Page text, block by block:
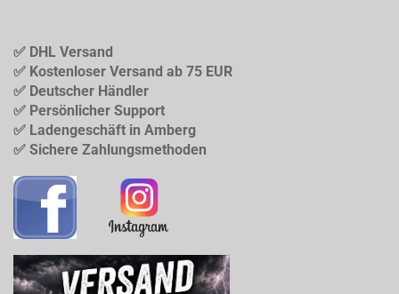
✅ DHL Versand
✅ Kostenloser Versand ab 75 EUR
✅ Deutscher Händler
✅ Persönlicher Support
✅ Ladengeschäft in Amberg
✅ Sichere Zahlungsmethoden